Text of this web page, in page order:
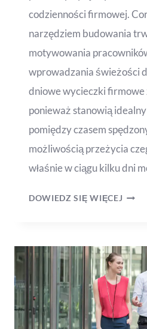
codzienności firmowej.
narzędziem budowania
motywowania
wprowadzania świeżości
dniowe wycieczki firmowe
ponieważ stanowią
pomiędzy czasem
możliwością przeżycia
właśnie w ciągu kilku dni
DOWIEDZ SIĘ WIĘCEJ